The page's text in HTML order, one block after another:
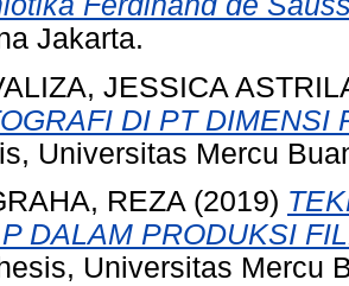
Jakarta.
JESSICA
DI PT DIMENSI
Universitas Mercu
REZA (2019)
DALAM PRODUKSI
Universitas Mercu